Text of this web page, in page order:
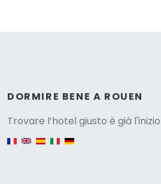
DORMIRE BENE A ROUEN
Trovare l’hotel giusto è già